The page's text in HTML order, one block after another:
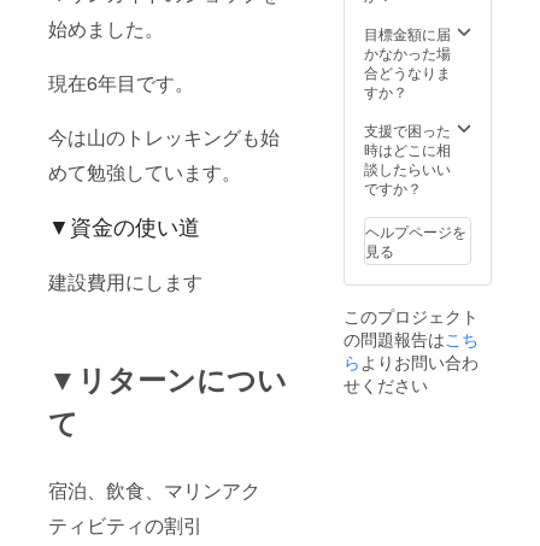
始めました。
現在6年目です。
今は山のトレッキングも始
めて勉強しています。
▼資金の使い道
建設費用にします
▼リターンについ
て
宿泊、飲食、マリンアク
ティビティの割引
目標金額に届
かなかった場
合どうなりま
すか？
支援で困った
時はどこに相
談したらいい
ですか？
ヘルプページを
見る
このプロジェクト
の問題報告はこち
ら よりお問い合わ
せください